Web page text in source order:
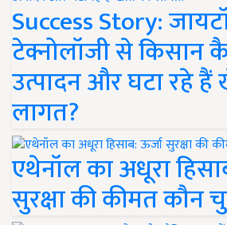
Success Story:
टेक्नोलॉजी से किसान
उत्पादन और घटा रहे हैं
लागत?
एथेनॉल का अधूरा
सुरक्षा की कीमत कौन